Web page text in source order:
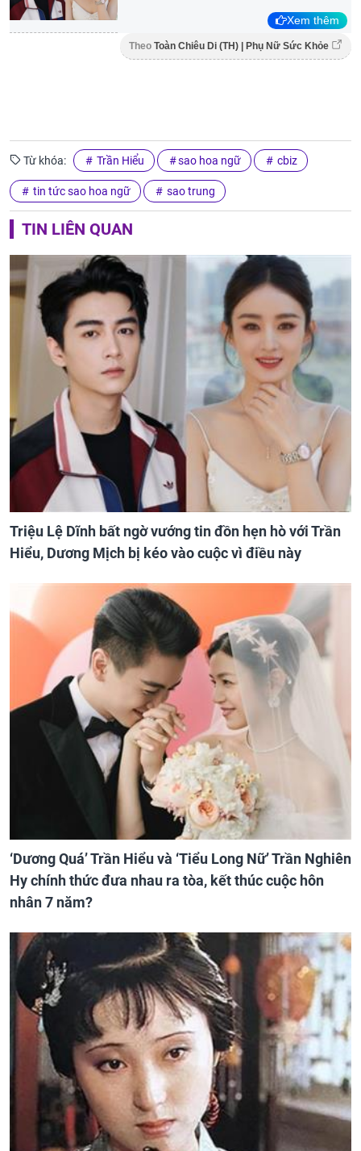
Xem thêm
Theo Toàn Chiêu Di (TH) | Phụ Nữ Sức Khỏe
Từ khóa: Trần Hiểu sao hoa ngữ cbiz
tin tức sao hoa ngữ sao trung
TIN LIÊN QUAN
Triệu Lệ Dĩnh bất ngờ vướng tin đồn hẹn hò với Trần
Hiểu, Dương Mịch bị kéo vào cuộc vì điều này
‘Dương Quá’ Trần Hiểu và ‘Tiểu Long Nữ’ Trần Nghiên
Hy chính thức đưa nhau ra tòa, kết thúc cuộc hôn
nhân 7 năm?